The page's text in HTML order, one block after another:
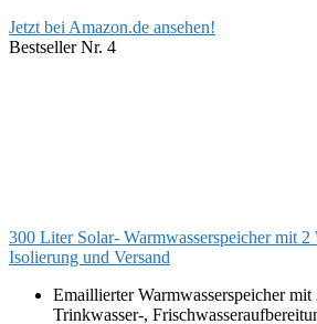
Jetzt bei Amazon.de ansehen!
Bestseller Nr. 4
300 Liter Solar- Warmwasserspeicher mit 2
Isolierung und Versand
Emaillierter Warmwasserspeicher
Trinkwasser-,